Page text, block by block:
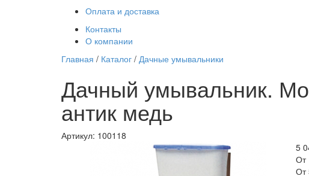
Оплата и доставка
Контакты
О компании
Главная / Каталог / Дачные умывальники
Дачный умывальник.
антик медь
Артикул: 100118
5
От
От